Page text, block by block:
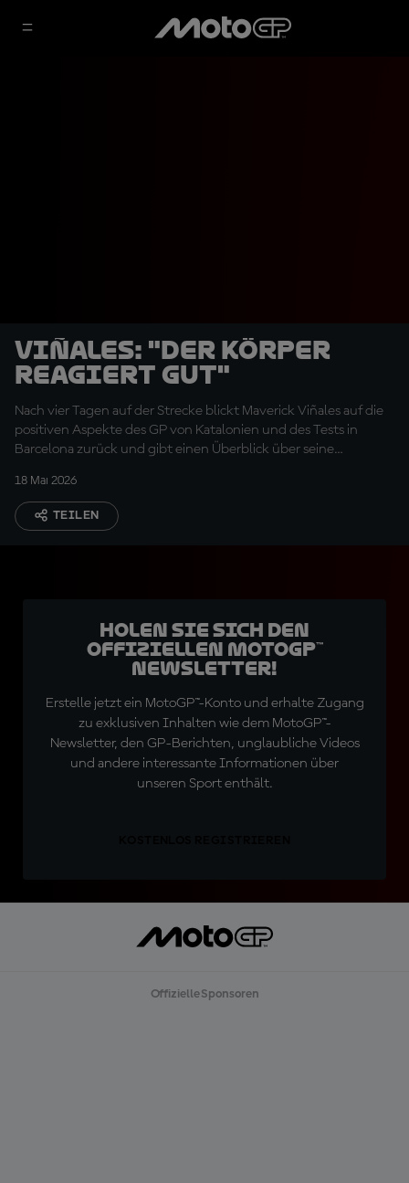
Viñales: "Der Körper
reagiert gut"
Nach vier Tagen auf der Strecke blickt Maverick Viñales auf die
positiven Aspekte des GP von Katalonien und des Tests in
Barcelona zurück und gibt einen Überblick über seine
18 Mai 2026
TEILEN
Holen Sie sich den
offiziellen MotoGP™
Newsletter!
Erstelle jetzt ein MotoGP™-Konto und erhalte Zugang
zu exklusiven Inhalten wie dem MotoGP™-
Newsletter, den GP-Berichten, unglaubliche Videos
und andere interessante Informationen über
unseren Sport enthält.
Offizielle Sponsoren